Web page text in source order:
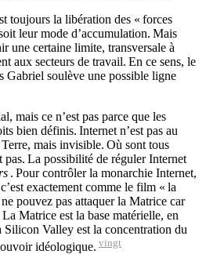
toujours la libération des « forces
leur mode d’accumulation. Mais
une certaine limite, transversale à
aux secteurs de travail. En ce sens, le
Gabriel soulève une possible ligne
mais ce n’est pas parce que les
bien définis. Internet n’est pas au
mais invisible. Où sont tous
pas. La possibilité de réguler Internet
. Pour contrôler la monarchie Internet,
exactement comme le film « la
pouvez pas attaquer la Matrice car
Matrice est la base matérielle, en
Silicon Valley est la concentration du
idéologique. vingt